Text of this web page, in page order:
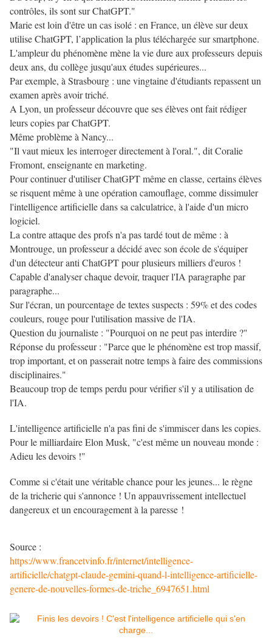
contrôles, ils sont sur ChatGPT."
Marie est loin d'être un cas isolé : en France, un élève sur deux
utilise ChatGPT, l’application la plus téléchargée sur smartphone.
L'ampleur du phénomène mène la vie dure aux professeurs depuis
deux ans, du collège jusqu'aux études supérieures...
Par exemple, à Strasbourg : une vingtaine d'étudiants repassent un
examen après avoir triché.
A Lyon, un professeur découvre que ses élèves ont fait rédiger
leurs copies par ChatGPT.
Même problème à Nancy...
"Il vaut mieux les interroger directement à l'oral.", dit Coralie
Fromont, enseignante en marketing.
Pour continuer d'utiliser ChatGPT même en classe, certains élèves
se risquent même à une opération camouflage, comme dissimuler
l'intelligence artificielle dans sa calculatrice, à l'aide d'un micro
logiciel.
La contre attaque des profs n'a pas tardé tout de même : à
Montrouge, un professeur a décidé avec son école de s'équiper
d'un détecteur anti ChatGPT pour plusieurs milliers d'euros !
Capable d'analyser chaque devoir, traquer l'IA paragraphe par
paragraphe...
Sur l'écran, un pourcentage de textes suspects : 59% et des codes
couleurs, rouge pour l'utilisation massive de l'IA.
Question du journaliste : "Pourquoi on ne peut pas interdire ?"
Réponse du professeur : "Parce que le phénomène est trop massif,
trop important, et on passerait notre temps à faire des commissions
disciplinaires."
Beaucoup trop de temps perdu pour vérifier s'il y a utilisation de
l'IA.
L'intelligence artificielle n'a pas fini de s'immiscer dans les copies.
Pour le milliardaire Elon Musk, "c'est même un nouveau monde :
Adieu les devoirs !"
Comme si c'était une véritable chance pour les jeunes... le règne
de la tricherie qui s'annonce ! Un appauvrissement intellectuel
dangereux et un encouragement à la paresse !
Source :
https://www.francetvinfo.fr/internet/intelligence-
artificielle/chatgpt-claude-gemini-quand-l-intelligence-artificielle-
genere-de-nouvelles-formes-de-triche_6947651.html